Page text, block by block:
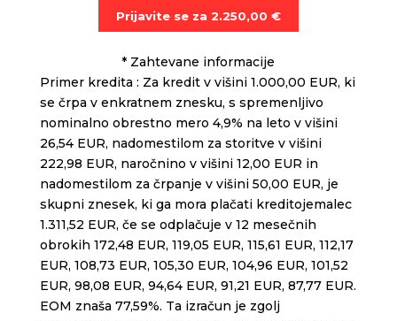
Prijavite se za 2.250,00 €
* Zahtevane informacije
Primer kredita : Za kredit v višini 1.000,00 EUR, ki
se črpa v enkratnem znesku, s spremenljivo
nominalno obrestno mero 4,9% na leto v višini
26,54 EUR, nadomestilom za storitve v višini
222,98 EUR, naročnino v višini 12,00 EUR in
nadomestilom za črpanje v višini 50,00 EUR, je
skupni znesek, ki ga mora plačati kreditojemalec
1.311,52 EUR, če se odplačuje v 12 mesečnih
obrokih 172,48 EUR, 119,05 EUR, 115,61 EUR, 112,17
EUR, 108,73 EUR, 105,30 EUR, 104,96 EUR, 101,52
EUR, 98,08 EUR, 94,64 EUR, 91,21 EUR, 87,77 EUR.
EOM znaša 77,59%. Ta izračun je zgolj